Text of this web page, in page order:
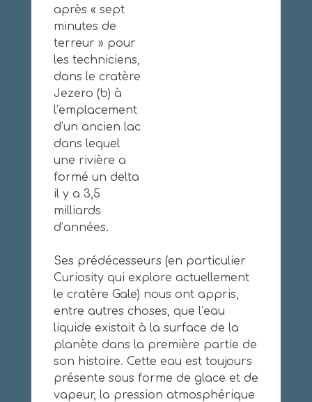
après « sept
minutes de
terreur » pour
les techniciens,
dans le cratère
Jezero (b) à
l’emplacement
d’un ancien lac
dans lequel
une rivière a
formé un delta
il y a 3,5
milliards
d’années.
Ses prédécesseurs (en particulier
Curiosity qui explore actuellement
le cratère Gale) nous ont appris,
entre autres choses, que l’eau
liquide existait à la surface de la
planète dans la première partie de
son histoire. Cette eau est toujours
présente sous forme de glace et de
vapeur, la pression atmosphérique